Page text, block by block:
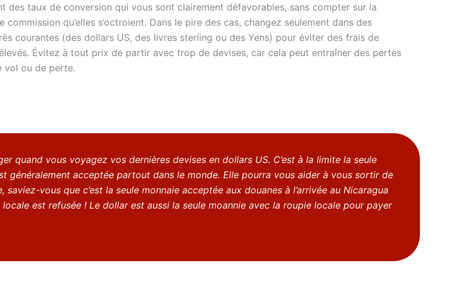
des taux de conversion qui vous sont clairement défavorables, sans compter sur la
commission qu’elles s’octroient. Dans le pire des cas, changez seulement dans des
courantes (des dollars US, des livres sterling ou des Yens) pour éviter des frais de
Évitez à tout prix de partir avec trop de devises, car cela peut entraîner des pertes
vol ou de perte.
quand vous voyagez vos dernières devises en dollars US. C’est à la limite la seule
généralement acceptée partout dans le monde. Elle pourra vous aider à vous sortir de
vous que c’est la seule monnaie acceptée aux douanes à l’arrivée au Nicaragua
est refusée ! Le dollar est aussi la seule moannie avec la roupie locale pour payer